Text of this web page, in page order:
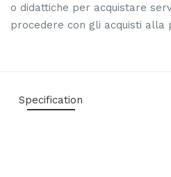
o didattiche per acquistare
procedere con gli acquisti alla
Specification